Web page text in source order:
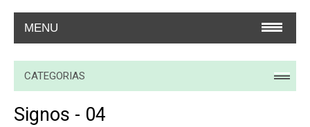
MENU
A EMPRESA
CONTATO
COMO COMPRAR
CATEGORIAS
Signos - 04